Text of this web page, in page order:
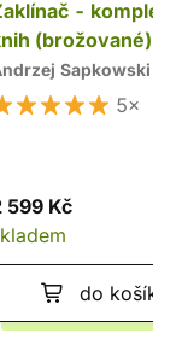
- komplet
(brožované)
Sapkowski
5×
599 Kč
do košíku